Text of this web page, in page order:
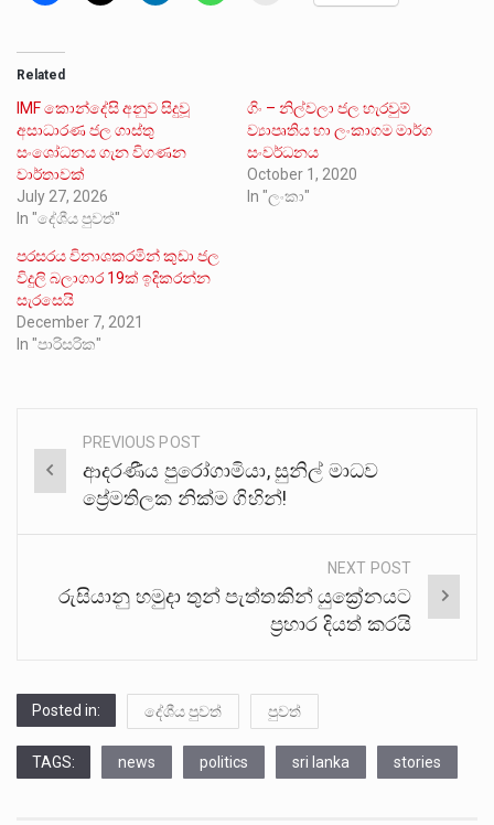
Related
IMF කොන්දේසි අනුව සිදුවූ
අසාධාරණ ජල ගාස්තු
සංශෝධනය ගැන විගණන
වාර්තාවක්
July 27, 2026
In "දේශීය පුවත්"
ගිං – නිල්වලා ජල හැරවුම්
ව්‍යාපෘතිය හා ලංකාගම මාර්ග
සංවර්ධනය
October 1, 2020
In "ලංකා"
පරසරය විනාශකරමින් කුඩා ජල
විදුලි බලාගාර 19ක් ඉදිකරන්න
සැරසෙයි
December 7, 2021
In "පාරිසරික"
Post
navigation
PREVIOUS POST
ආදරණීය පුරෝගාමියා, සුනිල් මාධව
ප්‍රේමතිලක නික්ම ගිහින්!
NEXT POST
රුසියානු හමුදා තුන් පැත්තකින් යුක්‍රේනයට
ප්‍රහාර දියත් කරයි
Posted in: දේශීය පුවත් පුවත්
TAGS: news politics sri lanka stories